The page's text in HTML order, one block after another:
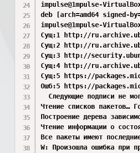
impulse@1mpulse-
deb [arch=amd64 signed-
impulse@1mpulse-
Сущ:1 http://
Сущ:2 http://
Сущ:3 http://
Сущ:4 http://
Сущ:5 https://
Ошб:5 https://
Следующие подписи не
Чтение списков пакетов…
Построение дерева
Чтение информации о
Все пакеты имеют
W: Произошла ошибка при